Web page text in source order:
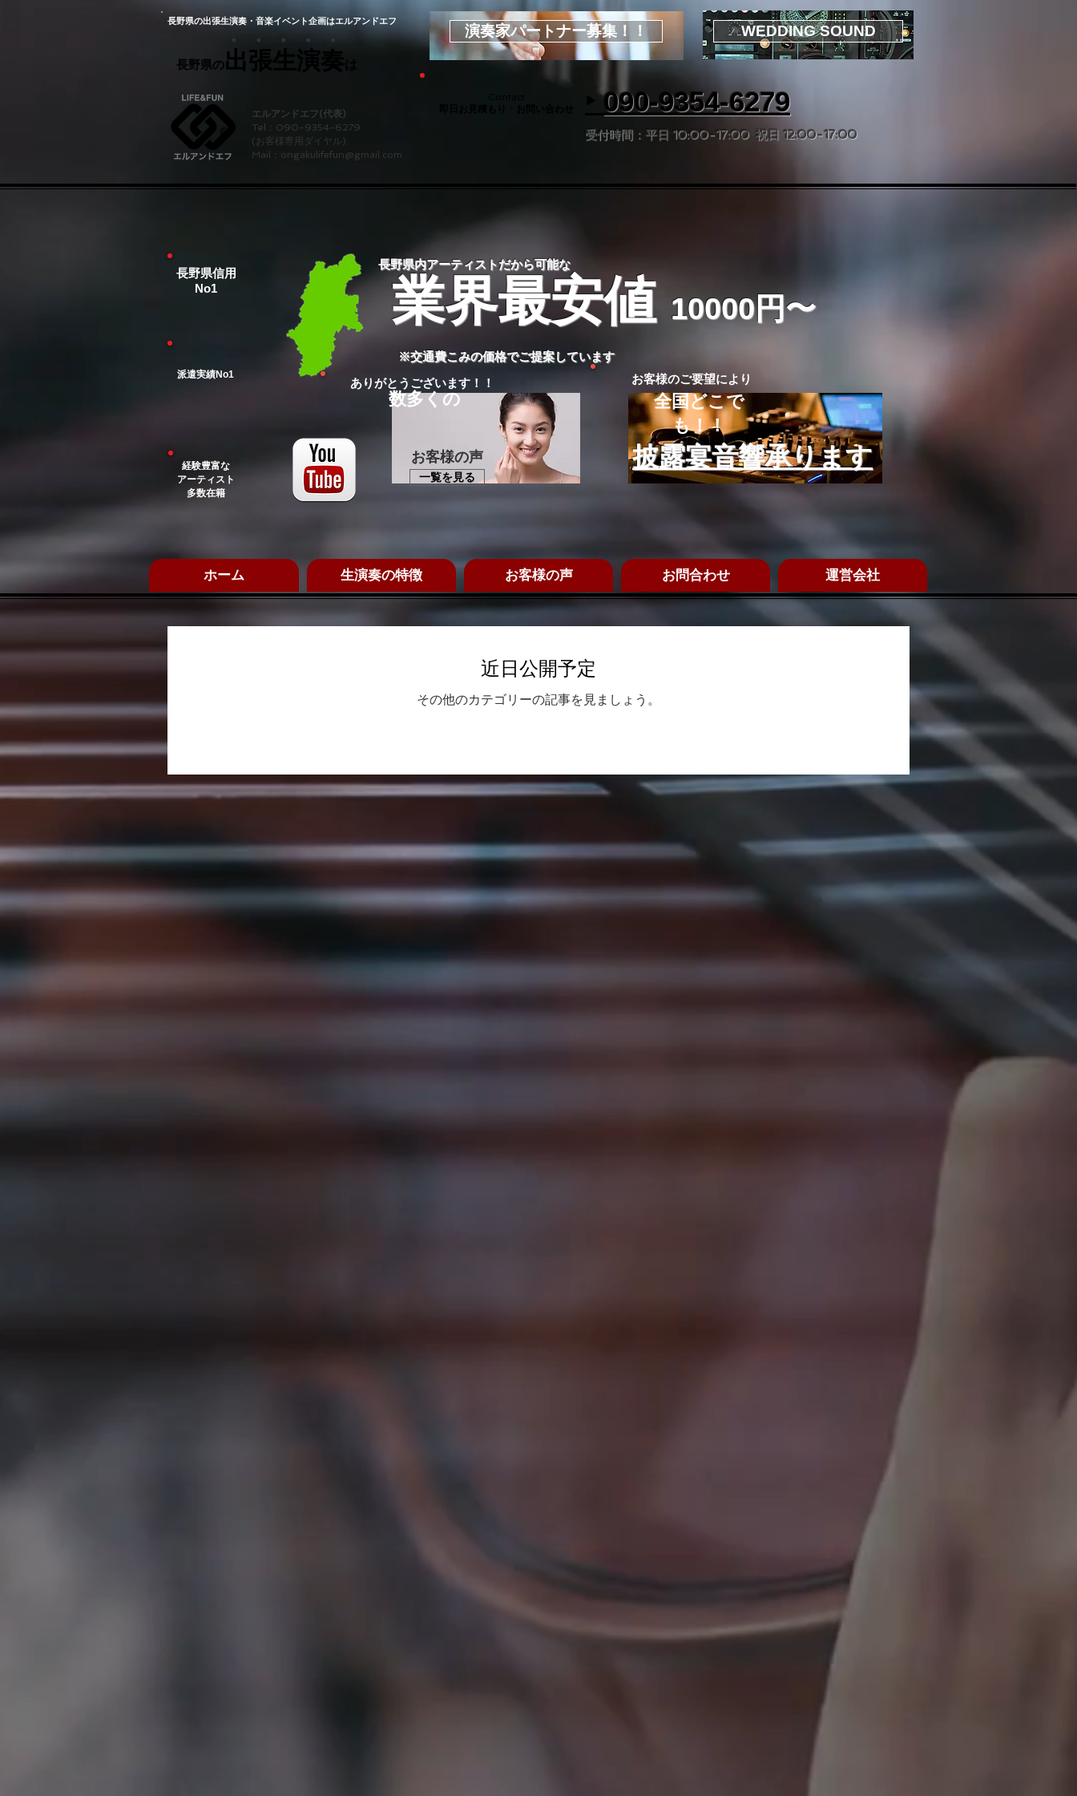
演奏家パートナー募集！！ WEDDING SOUND
エルアンドエフ(代表)
Tel：090-9354-6279
(お客様専用ダイヤル)
Mail： ongakulifefun@gmail.com
‣090-9354-6279
受付時間：平日 10:00-17:00 祝日 12:00-17:00
長野県の出張生演奏・音楽イベント企画はエルアンドエフ
長野県の出張生演奏
・ ・ ・ ・ ・
長野県信用
No1
​派遣実績No1
経験豊富な
アーティスト
多数在籍
業界最安値 10000円〜
長野県内アーティストだから可能な
​※交通費こみの価格でご提案しています
​お客様の声
一覧を見る
数多くの
ありがとうございます！！ ​お客様のご要望により
全国どこで
も！！
披露宴音響承ります
ホーム 生演奏の特徴 お客様の声 お問合わせ 運営会社
近日公開予定
その他のカテゴリーの記事を見ましょう。